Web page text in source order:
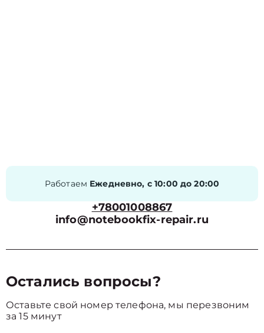
Работаем Ежедневно, с 10:00 до 20:00
+78001008867
info@notebookfix-repair.ru
Остались вопросы?
Оставьте свой номер телефона, мы перезвоним
за 15 минут